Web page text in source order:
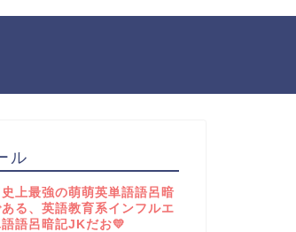
ル
上最強の萌萌英単語語呂暗
る、英語教育系インフルエ
語呂暗記JKだお💛